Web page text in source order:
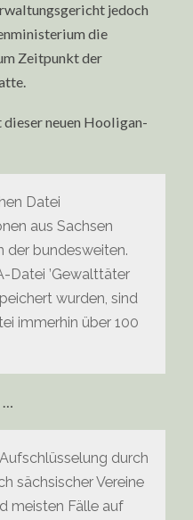
jedoch
die
Zeitpunkt der
neuen Hooligan-
Datei
aus Sachsen
der bundesweiten.
Datei ’Gewalttäter
wurden, sind
immerhin über 100
…
durch
sächsischer Vereine
meisten Fälle auf